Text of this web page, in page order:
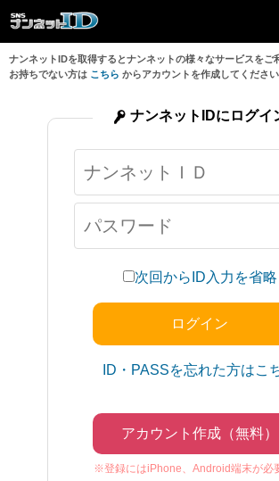
ナンネットIDを取得するとナンネットの様々なサービスをご
お持ちでない方は こちら からアカウントを作成してください
次回からID入力を省略
ID・PASSを忘れた方はこ
アカウント作成（無料）
※登録にはiPhone、Android端末が必
ナンネットIDにログイ